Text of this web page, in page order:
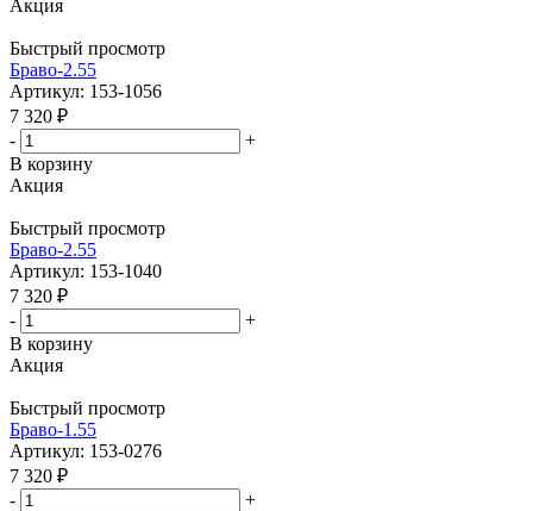
Акция
Быстрый просмотр
Браво-2.55
Артикул: 153-1056
7 320 ₽
-
+
В корзину
Акция
Быстрый просмотр
Браво-2.55
Артикул: 153-1040
7 320 ₽
-
+
В корзину
Акция
Быстрый просмотр
Браво-1.55
Артикул: 153-0276
7 320 ₽
-
+